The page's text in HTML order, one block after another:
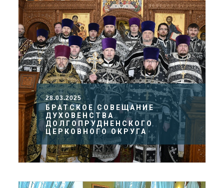
28.03.2025
БРАТСКОЕ СОВЕЩАНИЕ
ДУХОВЕНСТВА
ДОЛГОПРУДНЕНСКОГО
ЦЕРКОВНОГО ОКРУГА